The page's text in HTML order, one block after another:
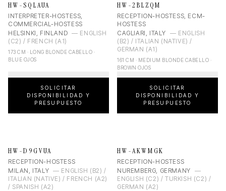
HW-SQLAUA
INTERPRETER-HOSTESS,
COMMERCIAL-HOSTESS
HELSINKI, FINLAND — ENGLISH
(C2) / FRENCH (A1)
173 CM · LONG BLONDE CABELLO ·
BLUE OJOS
SOLICITAR
DISPONIBILIDAD Y
PRESUPUESTO
HW-2BLZQM
RECEPTION-HOSTESS, ECM-
HOSTESS
CAGLIARI, ITALY — ENGLISH
(B2) / ITALIAN (NATIVE) /
GERMAN (A1)
161 CM · MEDIUM BLONDE CABELLO ·
BROWN OJOS
SOLICITAR
DISPONIBILIDAD Y
PRESUPUESTO
HW-D9GVUA
RECEPTION-HOSTESS
MILAN, ITALY — ENGLISH (B2) /
ITALIAN (NATIVE) / FRENCH (A2)
/ SPANISH (A2)
HW-AKWMGK
RECEPTION-HOSTESS
NUREMBERG, GERMANY —
ENGLISH (C2) / TURKISH (C2) /
GERMAN (A2)